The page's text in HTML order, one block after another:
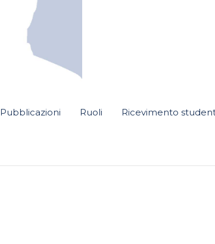
Pubblicazioni Ruoli Ricevimento